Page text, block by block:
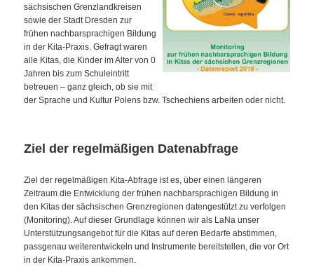
sächsischen Grenzlandkreisen
sowie der Stadt Dresden zur
frühen nachbarsprachigen Bildung
in der Kita-Praxis. Gefragt waren
alle Kitas, die Kinder im Alter von 0
Jahren bis zum Schuleintritt
betreuen – ganz gleich, ob sie mit
der Sprache und Kultur Polens bzw. Tschechiens arbeiten oder nicht.
Ziel der regelmäßigen Datenabfrage
Ziel der regelmäßigen Kita-Abfrage ist es, über einen längeren
Zeitraum die Entwicklung der frühen nachbarsprachigen Bildung in
den Kitas der sächsischen Grenzregionen datengestützt zu verfolgen
(Monitoring). Auf dieser Grundlage können wir als LaNa unser
Unterstützungsangebot für die Kitas auf deren Bedarfe abstimmen,
passgenau weiterentwickeln und Instrumente bereitstellen, die vor Ort
in der Kita-Praxis ankommen.